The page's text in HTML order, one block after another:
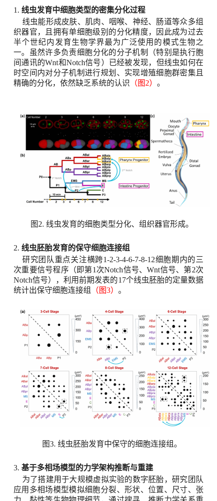
1.线虫发育中细胞类型的密集分化过程
线虫能形成皮肤、肌肉、咽喉、神经、肠道等众多组
织器官，且 拥有单细胞级别的分化精度，因此成为过去
半个世纪内 发育生物学界最为广泛使用的模式生物之
一。
虽然许多负责细胞分化的分子机制（特别是执行胞
间通讯的Wnt和Notch信号）已经被发现，但线虫如何在
时空间内对分子机制进行规划、实现增殖细胞群密集且
精确的分化，依然缺乏系统的认识 （图 2）。
图 2. 线虫发育的细胞类型分化、组织器官形成。
2.线虫胚胎发育的保守细胞连接组
研究团队重点关注横跨1-2-3-4-6-7-8-12细胞期内的三
次重要信号程序（即第1 次Notch信号、Wnt信号、第2次
Notch信号），利用前期发表的17个线虫胚胎的定量数据
统计出保守细胞连接组
（图3）。
图3. 线虫胚胎发育中保守的细胞连接组。
3.基于多相场模型的力学架构推断与重建
为了搭建用于大规模虚拟实验的数字胚胎，研究团队
应用多相场模型模拟细胞分裂、形状、位置、尺寸、张